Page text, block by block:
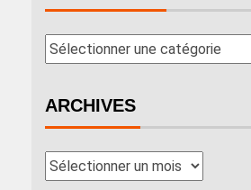
ARCHIVES